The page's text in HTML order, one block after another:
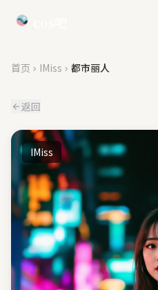
首页 IMiss 都市丽人
返回
IMiss